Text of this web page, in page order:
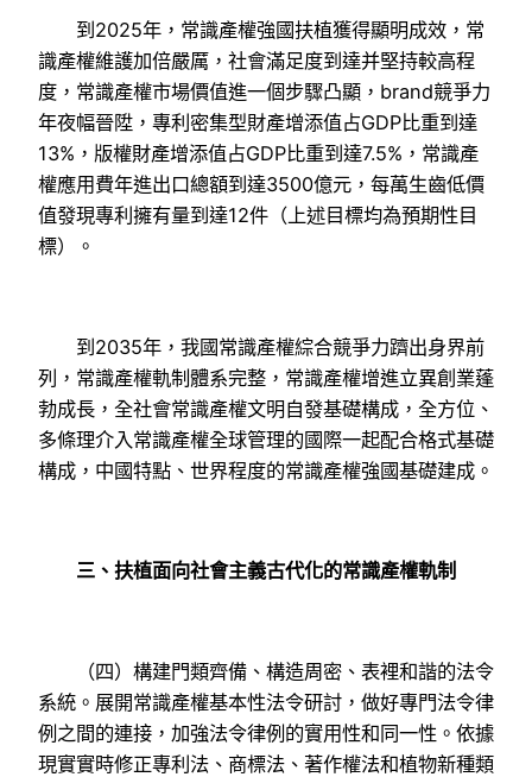
到2025年，常識產權強國扶植獲得顯明成效，常
識產權維護加倍嚴厲，社會滿足度到達并堅持較高程
度，常識產權市場價值進一個步驟凸顯，brand競爭力
年夜幅晉陞，專利密集型財產增添值占GDP比重到達
13%，版權財產增添值占GDP比重到達7.5%，常識產
權應用費年進出口總額到達3500億元，每萬生齒低價
值發現專利擁有量到達12件（上述目標均為預期性目
標）。
到2035年，我國常識產權綜合競爭力躋出身界前
列，常識產權軌制體系完整，常識產權增進立異創業蓬
勃成長，全社會常識產權文明自發基礎構成，全方位、
多條理介入常識產權全球管理的國際一起配合格式基礎
構成，中國特點、世界程度的常識產權強國基礎建成。
三、扶植面向社會主義古代化的常識產權軌制
（四）構建門類齊備、構造周密、表裡和諧的法令
系統。展開常識產權基本性法令研討，做好專門法令律
例之間的連接，加強法令律例的實用性和同一性。依據
現實實時修正專利法、商標法、著作權法和植物新種類